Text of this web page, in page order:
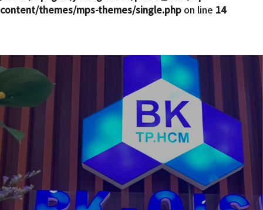
content/themes/mps-themes/single.php on line 14